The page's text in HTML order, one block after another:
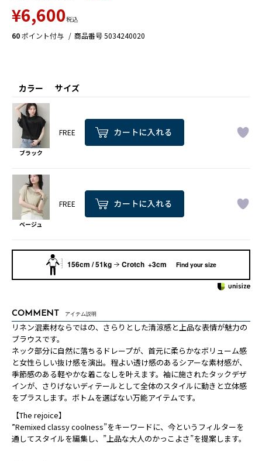
¥6,600税込
60ポイント付与 商品番号5034240020
サイズ
カラー
ブラック
FREE
ベージュ
FREE
156cm / 51kg Crotch +3cm Find your size
COMMENT アイテム説明
リネン混素材ならではの、さらりとした清涼感と上品な表情が魅力の
ブラウスです。
ネック部分に自然に落ちるドレープが、首元に柔らかなボリューム感
と女性らしい抜け感を演出。程よい透け感のあるシアーな素材感が、
季節感のある軽やかな着こなしを叶えます。袖に施されたタックデザ
インが、さりげないディテールとして全体のスタイルに動きと立体感
をプラスします。ボトムを選ばない万能アイテムです。
【The rejoice】
”Remixed classy coolness”をキーワードに、今というフィルターを
通してスタイルを編集し、”上品な大人のかっこよさ”を提案します。